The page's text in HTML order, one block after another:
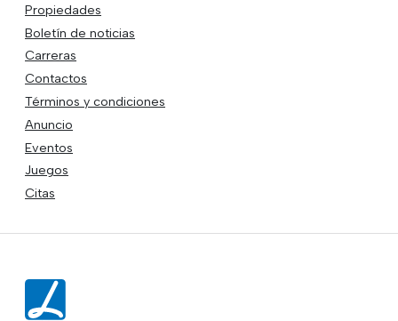
Propiedades
Boletín de noticias
Carreras
Contactos
Términos y condiciones
Anuncio
Eventos
Juegos
Citas